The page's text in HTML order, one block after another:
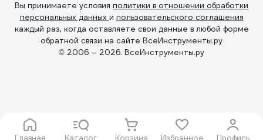
Главная Каталог Корзина Избранное Профиль
Вы принимаете условия политики в отношении обработки
персональных данных и пользовательского соглашения
каждый раз, когда оставляете свои данные в любой форме
обратной связи на сайте ВсеИнструменты.ру
© 2006 — 2026. ВсеИнструменты.ру